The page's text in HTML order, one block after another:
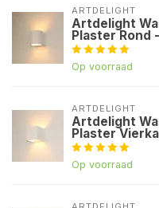
ARTDELIGHT
Artdelight
Plaster Rond
Op voorraad
ARTDELIGHT
Artdelight
Plaster
Op voorraad